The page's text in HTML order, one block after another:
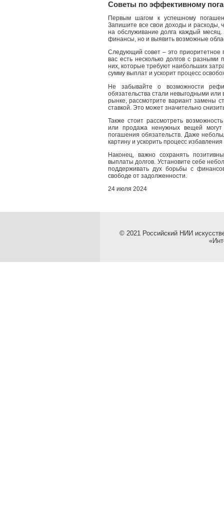
Советы по эффективному
Первым шагом к успешному
Запишите все свои доходы и расходы,
на обслуживание долга каждый
финансы, но и выявить возможные
Следующий совет – это приоритетное
вас есть несколько долгов с разными
них, которые требуют наибольших
сумму выплат и ускорит процесс
Не забывайте о возможности
обязательства стали невыгодными
рынке, рассмотрите вариант замены
ставкой. Это может значительно
Также стоит рассмотреть
или продажа ненужных вещей могут
погашения обязательств. Даже
картину и ускорить процесс избавления
Наконец, важно сохранять
выплаты долгов. Установите себе
поддерживать дух борьбы с
свободе от задолженности.
24 июля 2024
© 2021 Российский НИИ